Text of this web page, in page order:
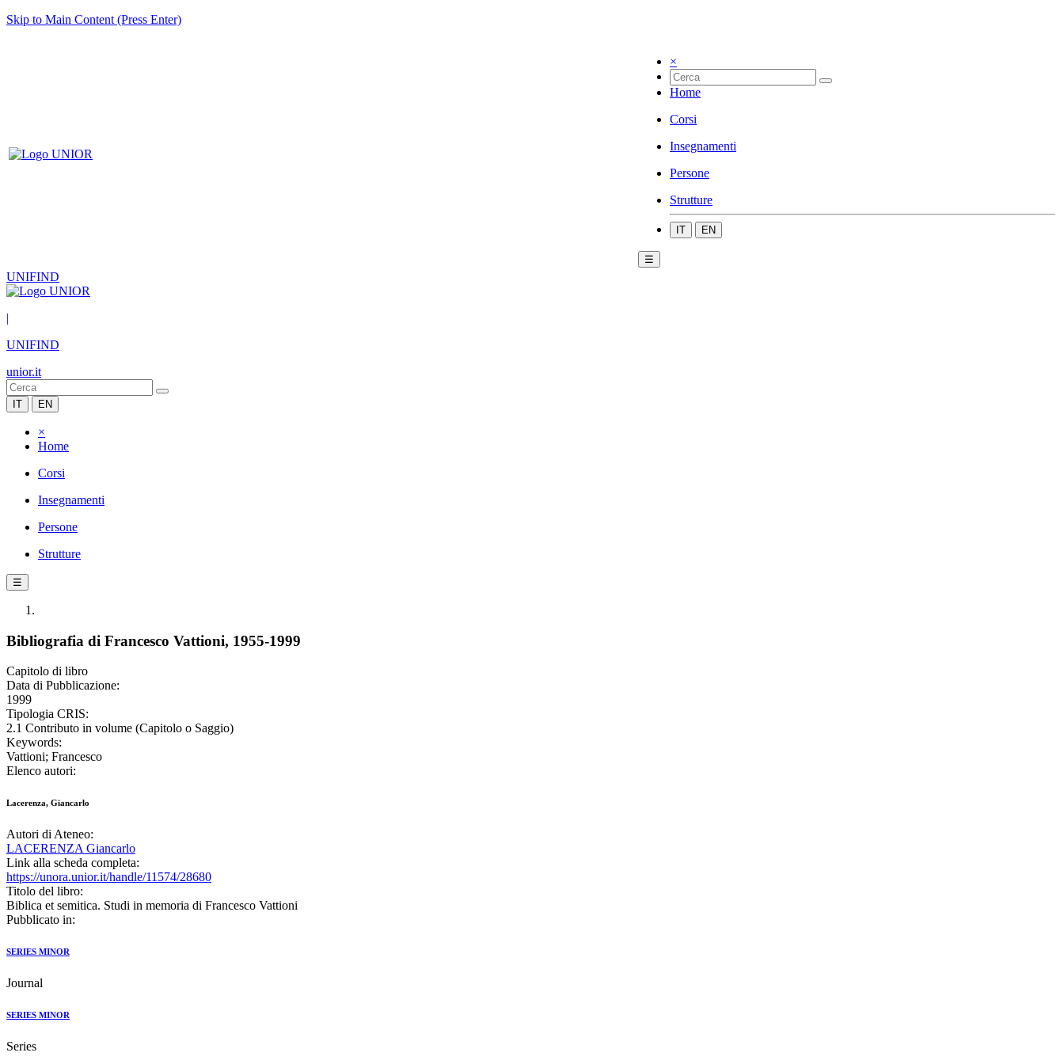
Skip to Main Content (Press Enter)
×
Home
Corsi
Insegnamenti
Persone
Strutture
IT EN
☰
UNIFIND
|
UNIFIND
unior.it
IT EN
×
Home
Corsi
Insegnamenti
Persone
Strutture
☰
Bibliografia di Francesco Vattioni, 1955-1999
Capitolo di libro
Data di Pubblicazione:
1999
Tipologia CRIS:
2.1 Contributo in volume (Capitolo o Saggio)
Keywords:
Vattioni; Francesco
Elenco autori:
Lacerenza, Giancarlo
Autori di Ateneo:
LACERENZA Giancarlo
Link alla scheda completa:
https://unora.unior.it/handle/11574/28680
Titolo del libro:
Biblica et semitica. Studi in memoria di Francesco Vattioni
Pubblicato in:
SERIES MINOR
Journal
SERIES MINOR
Series